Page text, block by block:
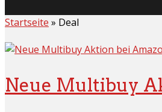
Startseite » Deal
Neue Multibuy